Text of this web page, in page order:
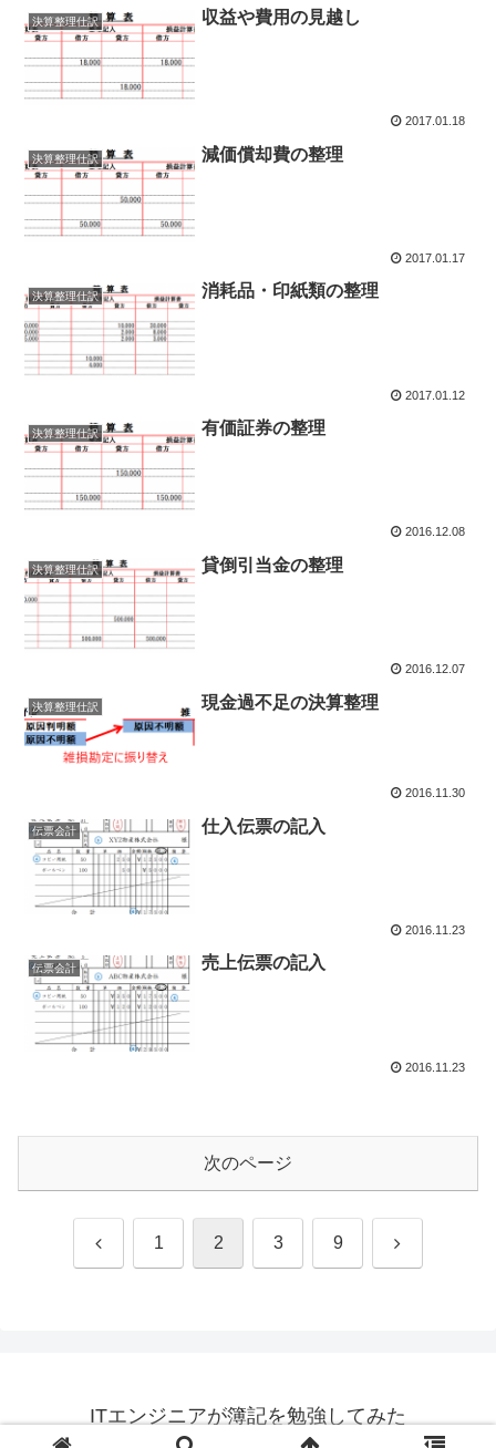
決算整理仕訳 収益や費用の見越し
2017.01.18
決算整理仕訳 減価償却費の整理
2017.01.17
決算整理仕訳 消耗品・印紙類の整理
2017.01.12
決算整理仕訳 有価証券の整理
2016.12.08
決算整理仕訳 貸倒引当金の整理
2016.12.07
決算整理仕訳 現金過不足の決算整理
2016.11.30
伝票会計 仕入伝票の記入
2016.11.23
伝票会計 売上伝票の記入
2016.11.23
次のページ
前 1 2 3 9 次
ITエンジニアが簿記を勉強してみた